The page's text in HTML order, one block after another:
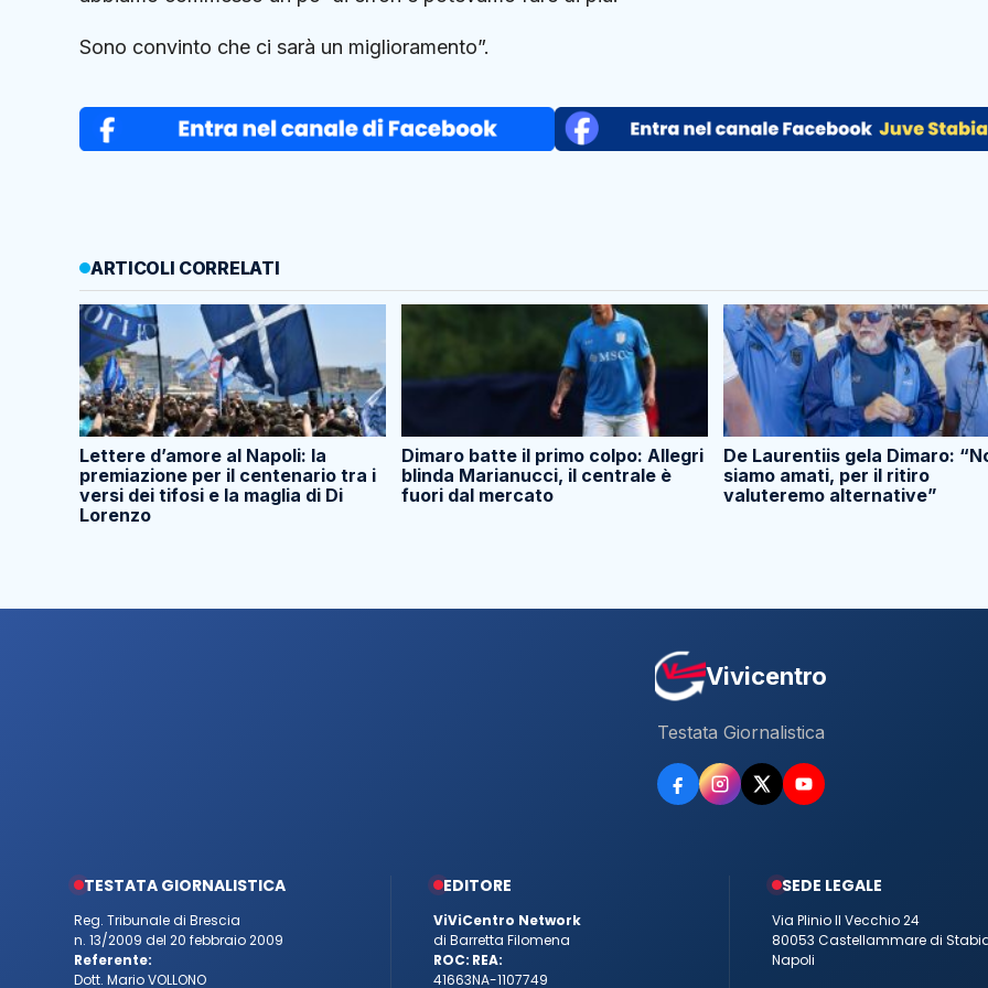
Sono convinto che ci sarà un miglioramento”.
ARTICOLI CORRELATI
Lettere d’amore al Napoli: la
premiazione per il centenario tra i
versi dei tifosi e la maglia di Di
Lorenzo
Dimaro batte il primo colpo: Allegri
blinda Marianucci, il centrale è
fuori dal mercato
De Laurentiis gela Dimaro:
siamo amati, per il ritiro
valuteremo alternative”
Vivicentro
Testata Giornalistica
TESTATA GIORNALISTICA
Reg. Tribunale di Brescia
n. 13/2009 del 20 febbraio 2009
Referente:
Dott. Mario VOLLONO
EDITORE
ViViCentro Network
di Barretta Filomena
ROC:
41663
REA:
NA-1107749
SEDE LEGALE
Via Plinio Il Vecchio 24
80053 Castellammare di
Napoli